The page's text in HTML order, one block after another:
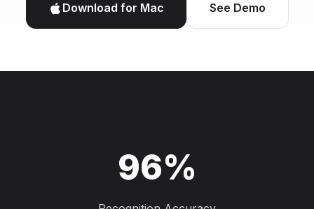
Download for Mac See Demo
96%